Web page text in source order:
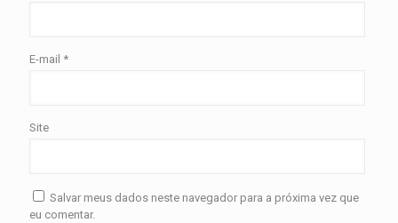
E-mail *
Site
Salvar meus dados neste navegador para a próxima vez que
eu comentar.